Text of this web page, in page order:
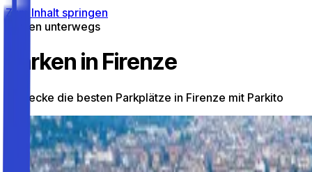
Zum Inhalt springen
Parken unterwegs
Parken in Firenze
Entdecke die besten Parkplätze in Firenze mit Parkito